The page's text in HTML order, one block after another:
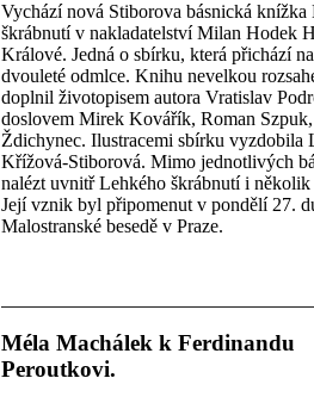
Vychází nová Stiborova básnická knížka
škrábnutí v nakladatelství Milan Hodek
Králové. Jedná o sbírku, která přichází
dvouleté odmlce. Knihu nevelkou
doplnil životopisem autora Vratislav
doslovem Mirek Kovářík, Roman
Ždichynec. Ilustracemi sbírku vyzdobila
Křížová-Stiborová. Mimo jednotlivých
nalézt uvnitř Lehkého škrábnutí i několik
Její vznik byl připomenut v pondělí 27.
Malostranské besedě v Praze.
Méla Machálek k Ferdinandu
Peroutkovi.